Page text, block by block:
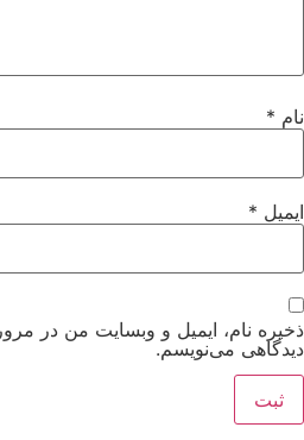
*
*
نام، ایمیل و وبسایت من در
می‌نویسم.